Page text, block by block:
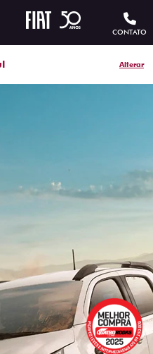
CONTATO
Alterar